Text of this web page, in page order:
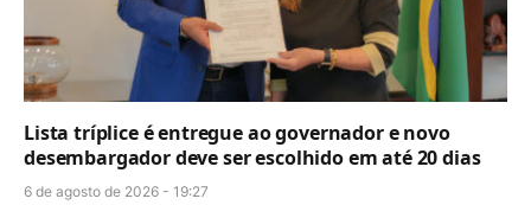
Lista tríplice é entregue ao governador e novo
desembargador deve ser escolhido em até 20 dias
6 de agosto de 2026 - 19:27